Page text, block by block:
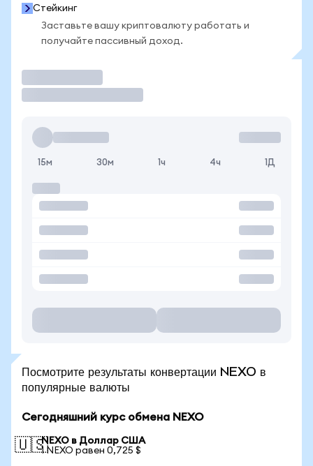
Стейкинг
Заставьте вашу криптовалюту работать и
получайте пассивный доход.
15м 30м 1ч 4ч 1Д
Посмотрите результаты конвертации NEXO в
популярные валюты
Сегодняшний курс обмена NEXO
🇺🇸NEXO в Доллар США
1 NEXO равен 0,725 $